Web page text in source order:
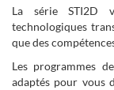
La série STI2D
technologiques
que des
Les programmes
adaptés pour vous